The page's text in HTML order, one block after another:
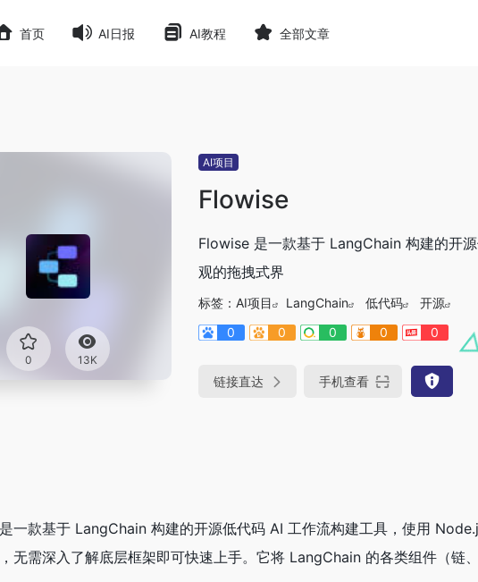
首页 AI日报 AI教程 全部文章
0 13K
AI项目
Flowise
Flowise 是一款基于 LangChain 构建的开
观的拖拽式界
标签： AI项目 LangChain 低代码
开源
0
0 0 0 0
链接直达 手机查看
一款基于 LangChain 构建的开源低代码 AI 工作流构建工具，使用
无需深入了解底层框架即可快速上手。它将 LangChain 的各类组件（链